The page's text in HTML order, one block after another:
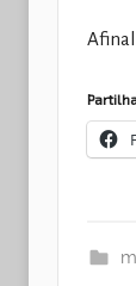
Afinal